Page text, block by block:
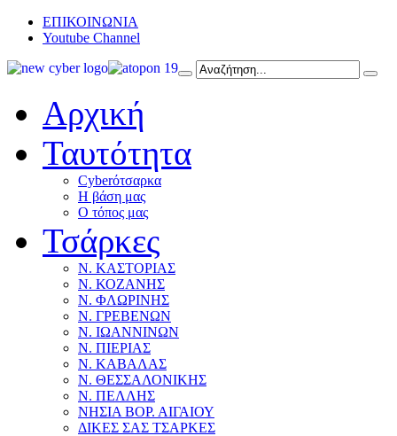
ΕΠΙΚΟΙΝΩΝΙΑ
Youtube Channel
Αρχική
Ταυτότητα
Cyberότσαρκα
Η βάση μας
Ο τόπος μας
Τσάρκες
Ν. ΚΑΣΤΟΡΙΑΣ
Ν. ΚΟΖΑΝΗΣ
Ν. ΦΛΩΡΙΝΗΣ
Ν. ΓΡΕΒΕΝΩΝ
Ν. ΙΩΑΝΝΙΝΩΝ
Ν. ΠΙΕΡΙΑΣ
Ν. ΚΑΒΑΛΑΣ
Ν. ΘΕΣΣΑΛΟΝΙΚΗΣ
Ν. ΠΕΛΛΗΣ
ΝΗΣΙΑ ΒΟΡ. ΑΙΓΑΙΟΥ
ΔΙΚΕΣ ΣΑΣ ΤΣΑΡΚΕΣ